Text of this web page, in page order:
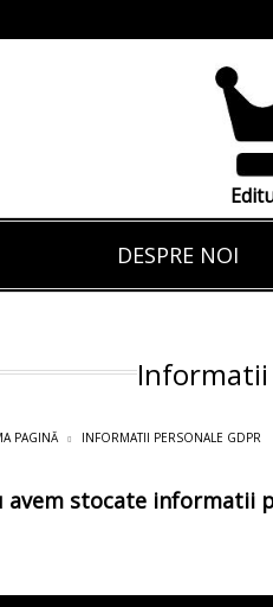
DESPRE NOI
PAGINĂ INFORMATII PERSONALE GDPR
Informatii
avem stocate informatii